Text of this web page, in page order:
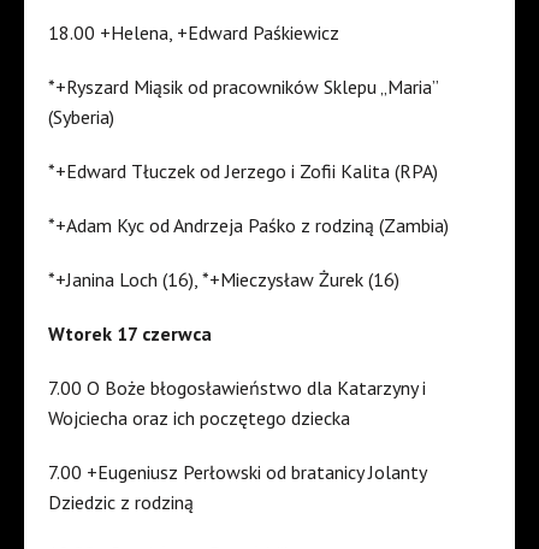
18.00 +Helena, +Edward Paśkiewicz
*+Ryszard Miąsik od pracowników Sklepu „Maria”
(Syberia)
*+Edward Tłuczek od Jerzego i Zofii Kalita (RPA)
*+Adam Kyc od Andrzeja Paśko z rodziną (Zambia)
*+Janina Loch (16), *+Mieczysław Żurek (16)
Wtorek 17 czerwca
7.00 O Boże błogosławieństwo dla Katarzyny i
Wojciecha oraz ich poczętego dziecka
7.00 +Eugeniusz Perłowski od bratanicy Jolanty
Dziedzic z rodziną